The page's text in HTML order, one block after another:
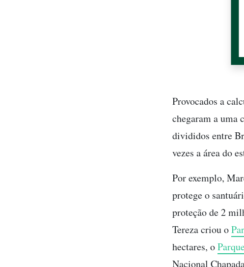
Provocados a
chegaram a uma
divididos entre
vezes a área do
Por exemplo,
protege o
proteção de 2
Tereza criou o
hectares, o
Nacional